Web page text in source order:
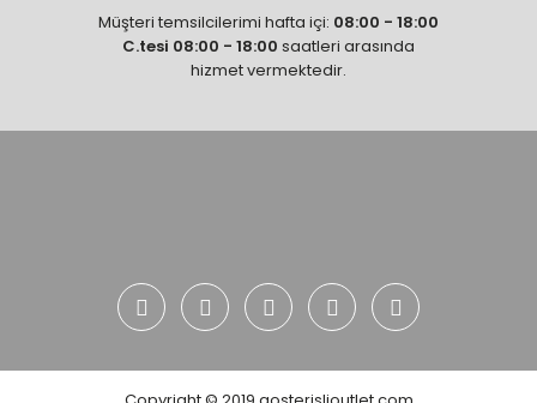
Müşteri temsilcilerimi hafta içi: 08:00 - 18:00
C.tesi 08:00 - 18:00 saatleri arasında
hizmet vermektedir.